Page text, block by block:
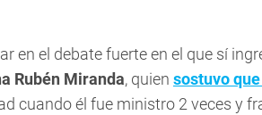
en el debate fuerte en el que sí
Rubén Miranda, quien sostuvo que
cuando él fue ministro 2 veces y